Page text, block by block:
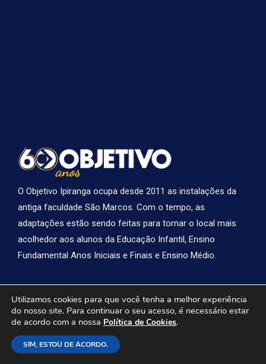
O Objetivo Ipiranga ocupa desde 2011 as instalações da
antiga faculdade São Marcos. Com o tempo, as
adaptações estão sendo feitas para tornar o local mais
acolhedor aos alunos da Educação Infantil, Ensino
Fundamental Anos Iniciais e Finais e Ensino Médio.
Nossas Redes Sociais
I
n
s
t
a
F
a
c
e
b
Y
o
u
t
u
Nossos Contatos
Utilizamos cookies para que você tenha a melhor experiência
do nosso site. Para continuar o seu acesso, é necessário estar
de acordo com a nossa Política de Cookies.
SIM, ESTOU DE ACORDO.